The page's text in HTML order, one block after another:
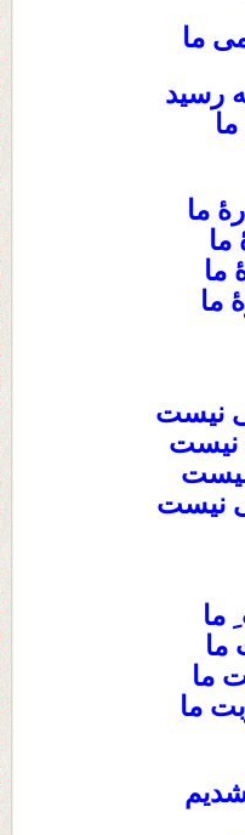
ما
رسید
ما
ما
ما
ما
نیست
نیست
نیست
ما
ما
ما
ما